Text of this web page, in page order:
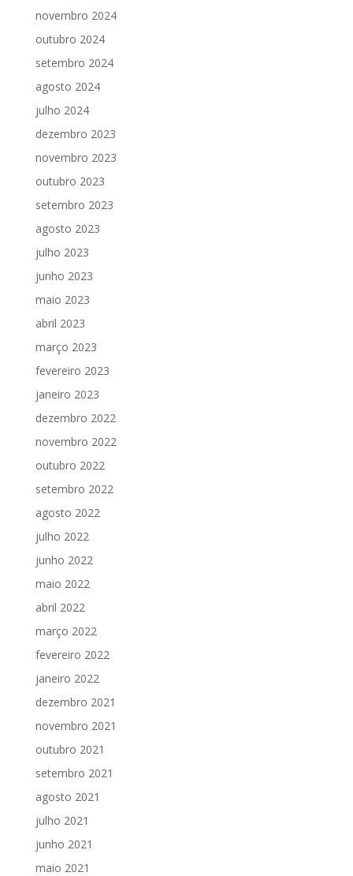
novembro 2024
outubro 2024
setembro 2024
agosto 2024
julho 2024
dezembro 2023
novembro 2023
outubro 2023
setembro 2023
agosto 2023
julho 2023
junho 2023
maio 2023
abril 2023
março 2023
fevereiro 2023
janeiro 2023
dezembro 2022
novembro 2022
outubro 2022
setembro 2022
agosto 2022
julho 2022
junho 2022
maio 2022
abril 2022
março 2022
fevereiro 2022
janeiro 2022
dezembro 2021
novembro 2021
outubro 2021
setembro 2021
agosto 2021
julho 2021
junho 2021
maio 2021